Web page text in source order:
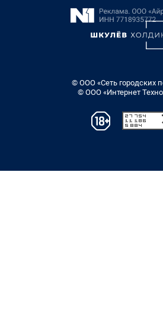
© ООО «Сеть городских
© ООО «Интернет